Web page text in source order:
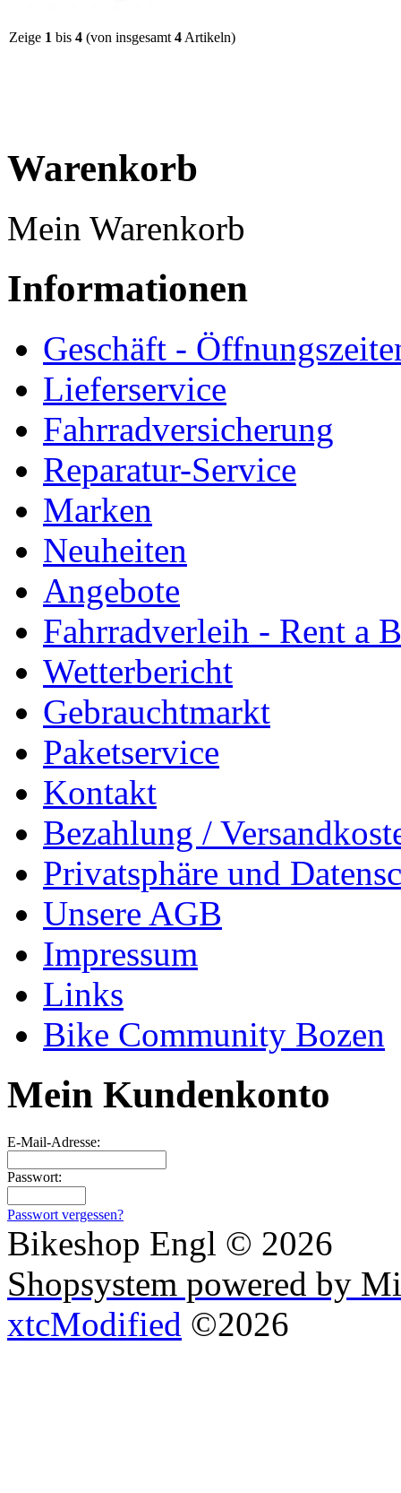
Zeige 1 bis 4 (von insgesamt 4 Artikeln)
Warenkorb
Mein Warenkorb
Informationen
Geschäft -
Lieferservice
Fahrradversicherung
Reparatur-Service
Marken
Neuheiten
Angebote
Fahrradverleih - Rent a
Wetterbericht
Gebrauchtmarkt
Paketservice
Kontakt
Bezahlung /
Privatsphäre und
Unsere AGB
Impressum
Links
Bike Community Bozen
Mein Kundenkonto
E-Mail-Adresse:
Passwort:
Passwort vergessen?
Bikeshop Engl © 2026
Shopsystem powered by
xtcModified ©2026